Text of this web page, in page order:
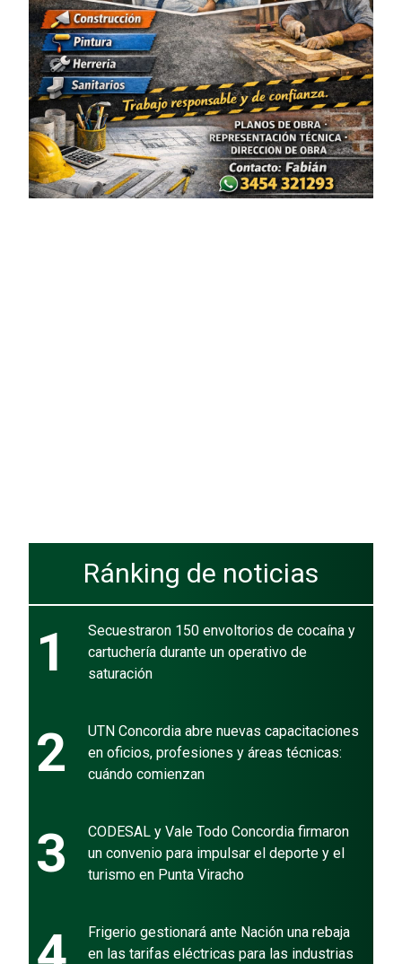
Ránking de noticias
1
Secuestraron 150 envoltorios de cocaína y
cartuchería durante un operativo de
saturación
2
UTN Concordia abre nuevas capacitaciones
en oficios, profesiones y áreas técnicas:
cuándo comienzan
3
CODESAL y Vale Todo Concordia firmaron
un convenio para impulsar el deporte y el
turismo en Punta Viracho
Frigerio gestionará ante Nación una rebaja
en las tarifas eléctricas para las industrias